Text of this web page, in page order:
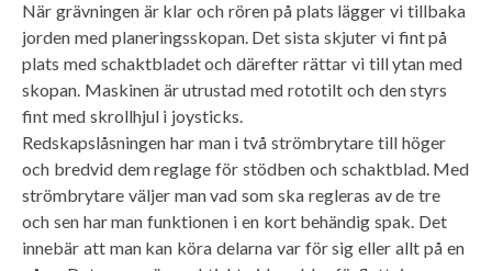
När grävningen är klar och rören på plats lägger vi tillbaka
jorden med planeringsskopan. Det sista skjuter vi fint på
plats med schaktbladet och därefter rättar vi till ytan med
skopan. Maskinen är utrustad med rototilt och den styrs
fint med skrollhjul i joysticks.
Redskapslåsningen har man i två strömbrytare till höger
och bredvid dem reglage för stödben och schaktblad. Med
strömbrytare väljer man vad som ska regleras av de tre
och sen har man funktionen i en kort behändig spak. Det
innebär att man kan köra delarna var för sig eller allt på en